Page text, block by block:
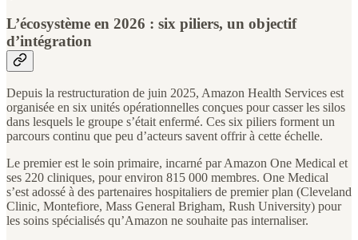
L’écosystème en 2026 : six piliers, un objectif
d’intégration
Depuis la restructuration de juin 2025, Amazon Health Services est
organisée en six unités opérationnelles conçues pour casser les silos
dans lesquels le groupe s’était enfermé. Ces six piliers forment un
parcours continu que peu d’acteurs savent offrir à cette échelle.
Le premier est le soin primaire, incarné par Amazon One Medical et
ses 220 cliniques, pour environ 815 000 membres. One Medical
s’est adossé à des partenaires hospitaliers de premier plan (Cleveland
Clinic, Montefiore, Mass General Brigham, Rush University) pour
les soins spécialisés qu’Amazon ne souhaite pas internaliser.